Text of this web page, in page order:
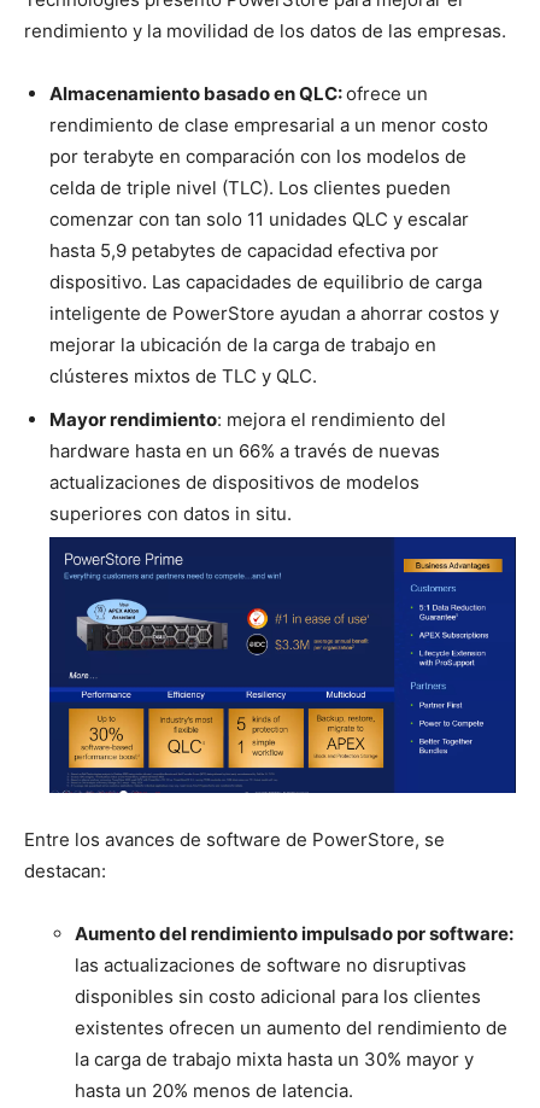
rendimiento y la movilidad de los datos de las empresas.
Almacenamiento basado en QLC:ofrece un
rendimiento de clase empresarial a un menor costo
por terabyte en comparación con los modelos de
celda de triple nivel (TLC). Los clientes pueden
comenzar con tan solo 11 unidades QLC y escalar
hasta 5,9 petabytes de capacidad efectiva por
dispositivo. Las capacidades de equilibrio de carga
inteligente de PowerStore ayudan a ahorrar costos y
mejorar la ubicación de la carga de trabajo en
clústeres mixtos de TLC y QLC.
Mayor rendimiento: mejora el rendimiento del
hardware hasta en un 66% a través de nuevas
actualizaciones de dispositivos de modelos
superiores con datos in situ.
Entre los avances de software de PowerStore, se
destacan:
Aumento del rendimiento impulsado por software:
las actualizaciones de software no disruptivas
disponibles sin costo adicional para los clientes
existentes ofrecen un aumento del rendimiento de
la carga de trabajo mixta hasta un 30% mayor y
hasta un 20% menos de latencia.